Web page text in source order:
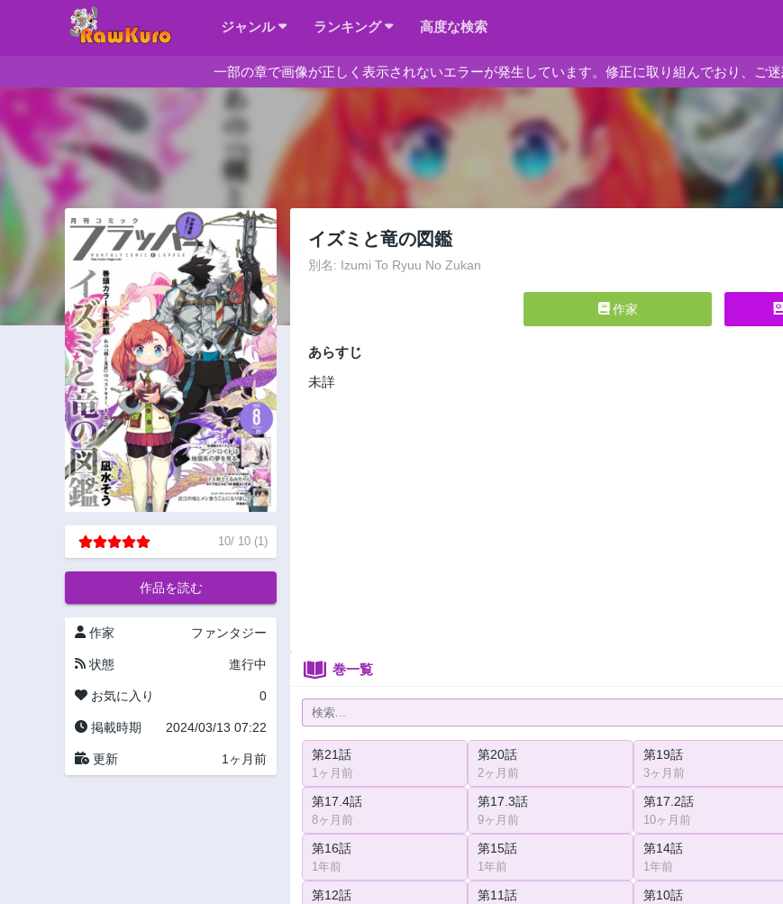
ジャンル ランキング 高度な検索
一部の章で画像が正しく表示されないエラーが発生しています。修正に取り組んでおり、ご
10/ 10 (1 )
作品を読む
作家 ファンタジー
状態 進行中
お気に入り 0
掲載時期 2024/03/13 07:22
更新 1ヶ月前
イズミと竜の図鑑
別名: Izumi To Ryuu No Zukan
作家
あらすじ
未詳
巻一覧
第21話
1ヶ月前
第20話
2ヶ月前
第19話
3ヶ月前
第17.4話
8ヶ月前
第17.3話
9ヶ月前
第17.2話
10ヶ月前
第16話
1年前
第15話
1年前
第14話
1年前
第12話 第11話 第10話